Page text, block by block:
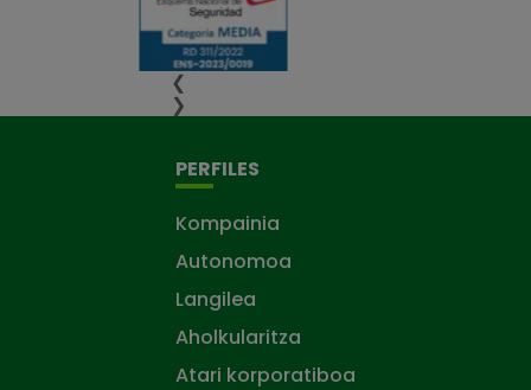
❮
❯
PERFILES
Kompainia
Autonomoa
Langilea
Aholkularitza
Atari korporatiboa